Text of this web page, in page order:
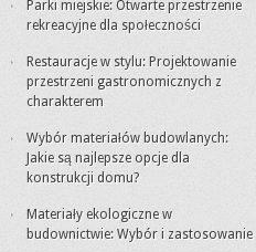
Parki miejskie: Otwarte przestrzenie
rekreacyjne dla społeczności
Restauracje w stylu: Projektowanie
przestrzeni gastronomicznych z
charakterem
Wybór materiałów budowlanych:
Jakie są najlepsze opcje dla
konstrukcji domu?
Materiały ekologiczne w
budownictwie: Wybór i zastosowanie